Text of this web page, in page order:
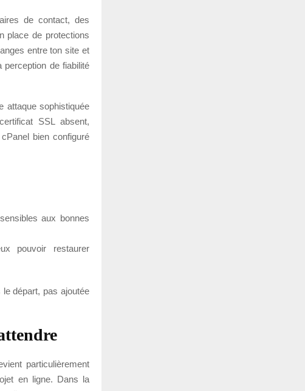
de contact, des
place de protections
entre ton site et
de fiabilité
attaque sophistiquée
SSL absent,
bien configuré
aux bonnes
pouvoir restaurer
départ, pas ajoutée
particulièrement
en ligne. Dans la